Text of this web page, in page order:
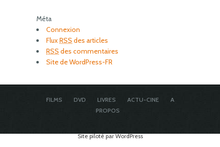
Méta
Connexion
FluxRSS des articles
RSS des commentaires
Site de WordPress-FR
FILMS DVD LIVRES ACTU-CINE
A
PROPOS
Site piloté par WordPress